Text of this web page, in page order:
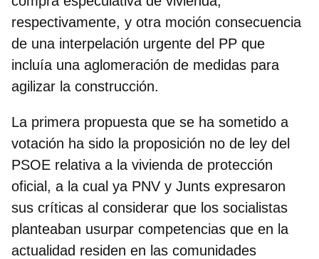
respectivamente, y otra moción consecuencia
de una interpelación urgente del PP que
incluía una aglomeración de medidas para
agilizar la construcción.
La primera propuesta que se ha sometido a
votación ha sido la proposición no de ley del
PSOE relativa a la vivienda de protección
oficial, a la cual ya PNV y Junts expresaron
sus críticas al considerar que los socialistas
planteaban usurpar competencias que en la
actualidad residen en las comunidades